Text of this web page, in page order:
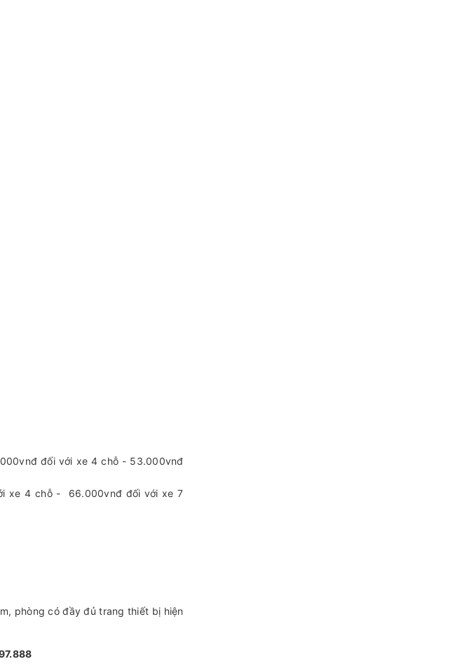
đối với xe 4 chỗ - 53.000vnđ
xe 4 chỗ - 66.000vnđ đối với xe 7
phòng có đầy đủ trang thiết bị hiện